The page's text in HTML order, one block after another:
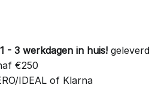
- 3 werkdagen in huis!geleverd
€250
IDEAL of Klarna